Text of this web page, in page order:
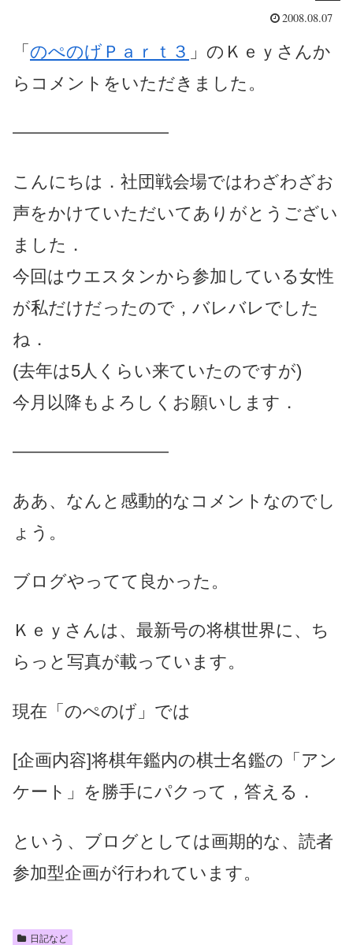
2008.08.07
「 のぺのげＰａｒｔ３ 」のＫｅｙさんか
らコメントをいただきました。
—————————
こんにちは．社団戦会場ではわざわざお
声をかけていただいてありがとうござい
ました．
今回はウエスタンから参加している女性
が私だけだったので，バレバレでした
ね．
(去年は5人くらい来ていたのですが)
今月以降もよろしくお願いします．
—————————
ああ、なんと感動的なコメントなのでし
ょう。
ブログやってて良かった。
Ｋｅｙさんは、最新号の将棋世界に、ち
らっと写真が載っています。
現在「のぺのげ」では
[企画内容]将棋年鑑内の棋士名鑑の「アン
ケート」を勝手にパクって，答える．
という、ブログとしては画期的な、読者
参加型企画が行われています。
日記など